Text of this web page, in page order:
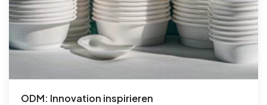
ODM: Innovation inspirieren